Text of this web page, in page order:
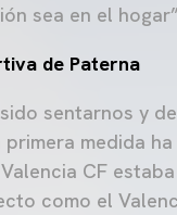
sea en el
de Paterna
sentarnos y
medida
CF
como el